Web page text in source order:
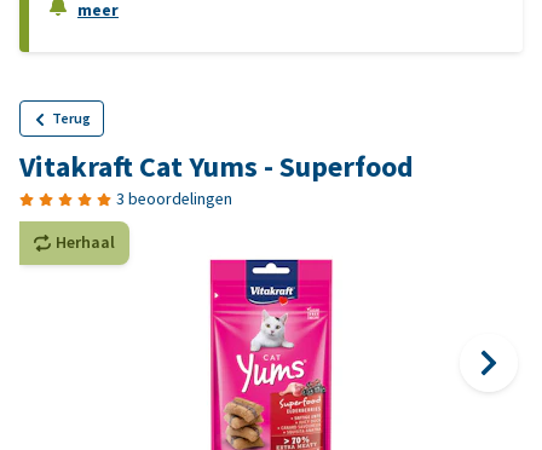
meer
Terug
Vitakraft Cat Yums - Superfood
3 beoordelingen
Herhaal